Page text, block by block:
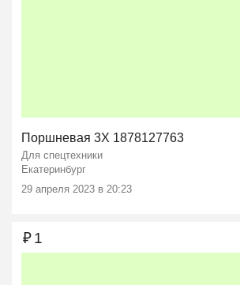
Поршневая 3X 1878127763
Для спецтехники
Екатеринбург
29 апреля 2023 в 20:23
₽1